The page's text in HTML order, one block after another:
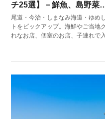
チ25選】－鮮魚、島野菜
尾道・今治・しまなみ海道・ゆめ
トをピックアップ。海鮮やご当地
れなお店、個室のお店、子連れで